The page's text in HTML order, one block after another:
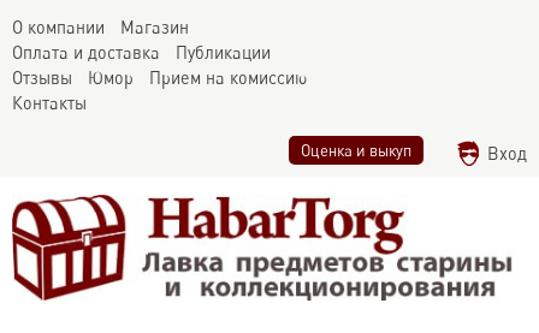
О компании
Магазин
Оплата и доставка
Публикации
Отзывы
Юмор
Прием на комиссию
Контакты
Оценка и выкуп Вход